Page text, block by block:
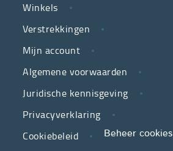
neutrale
ziekenfondsen,
is
partner
in
zorg.
We
LINKS
Winkels
Verstrekkingen
Mijn account
Algemene voorwaarden
Juridische kennisgeving
Privacyverklaring
Cookiebeleid
Beheer cookies